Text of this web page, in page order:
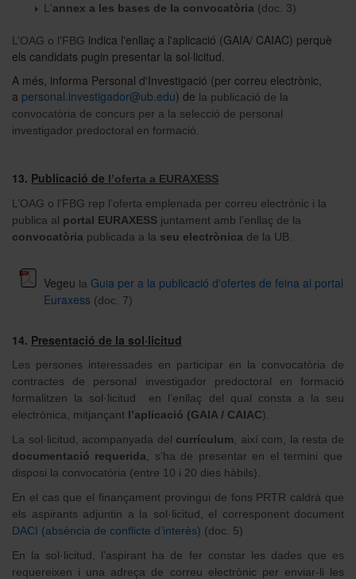
L'annex a les bases de la convocatòria (doc. 3)
L’OAG o l'FBG indica l'enllaç a l'aplicació (GAIA/ CAIAC) perquè
els candidats pugin presentar la sol·licitud.
A més, informa Personal d'Investigació (per correu electrònic,
a personal.investigador@ub.edu) de la publicació de la
convocatòria de concurs per a la selecció de personal
investigador predoctoral en formació.
13. Publicació de l’oferta a EURAXESS
L’OAG o l'FBG rep l’oferta emplenada per correu electrònic i la
publica al portal EURAXESS juntament amb l’enllaç de la
convocatòria publicada a la seu electrònica de la UB.
Vegeu la Guia per a la publicació d'ofertes de feina al portal
Euraxess (doc. 7)
14. Presentació de la sol·licitud
Les persones interessades en participar en la convocatòria de
contractes de personal investigador predoctoral en formació
formalitzen la sol·licitud en l’enllaç del qual consta a la seu
electrònica, mitjançant l’aplicació (GAIA / CAIAC).
La sol·licitud, acompanyada del currículum , així com, la resta de
documentació requerida , s’ha de presentar en el termini que
disposi la convocatòria (entre 10 i 20 dies hàbils).
En el cas que el finançament provingui de fons PRTR caldrà que
els aspirants adjuntin a la sol·licitud, el corresponent document
DACI (absència de conflicte d’interès) (doc. 5)
En la sol·licitud, l’aspirant ha de fer constar les dades que es
requereixen i una adreça de correu electrònic per enviar-li les